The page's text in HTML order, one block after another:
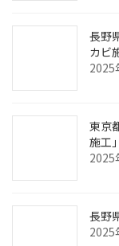
長野
カビ
2025
東京
施工」
2025
長野
2025